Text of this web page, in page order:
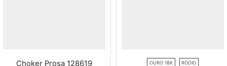
Choker Prosa 128619 OURO 18K RÓDIO